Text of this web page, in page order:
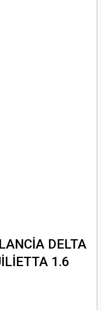
DELTA
1.6